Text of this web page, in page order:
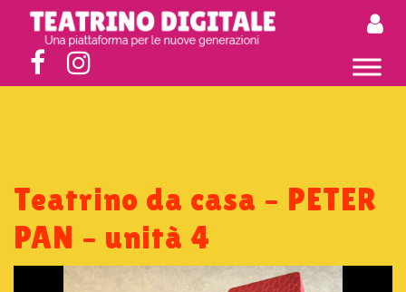
Teatrino da casa – PETER
PAN – unità 4